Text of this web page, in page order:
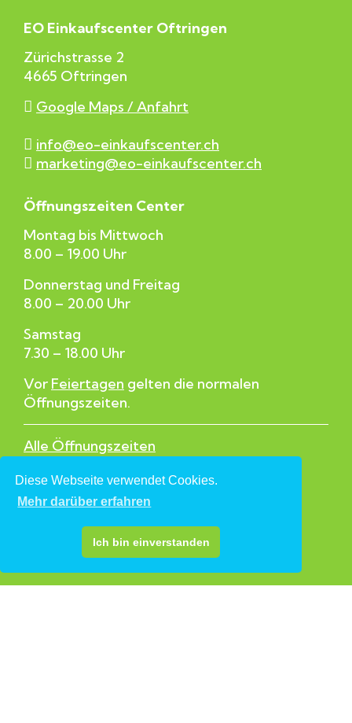
Diese Webseite verwendet Cookies.
Mehr darüber erfahren
Ich bin einverstanden
EO Einkaufscenter Oftringen
Zürichstrasse 2
4665 Oftringen
Google Maps / Anfahrt
info@eo-einkaufscenter.ch
marketing@eo-einkaufscenter.ch
Öffnungszeiten Center
Montag bis Mittwoch
8.00 – 19.00 Uhr
Donnerstag und Freitag
8.00 – 20.00 Uhr
Samstag
7.30 – 18.00 Uhr
Vor Feiertagen gelten die normalen
Öffnungszeiten.
Alle Öffnungszeiten
Quicklinks
Wohnung besichtigen
Mietanfragen Lokale
Mall-Standflächen